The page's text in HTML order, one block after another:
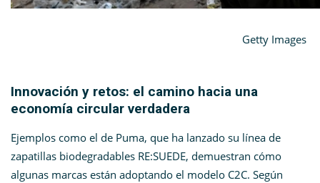
Getty Images
Innovación y retos: el camino hacia una
economía circular verdadera
Ejemplos como el de Puma, que ha lanzado su línea de
zapatillas biodegradables RE:SUEDE, demuestran cómo
algunas marcas están adoptando el modelo C2C. Según